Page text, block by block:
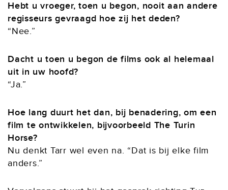
Hebt u vroeger, toen u begon, nooit aan andere
regisseurs gevraagd hoe zij het deden?
“Nee.”
Dacht u toen u begon de films ook al helemaal
uit in uw hoofd?
“Ja.”
Hoe lang duurt het dan, bij benadering, om een
film te ontwikkelen, bijvoorbeeld The Turin
Horse?
Nu denkt Tarr wel even na. “Dat is bij elke film
anders.”